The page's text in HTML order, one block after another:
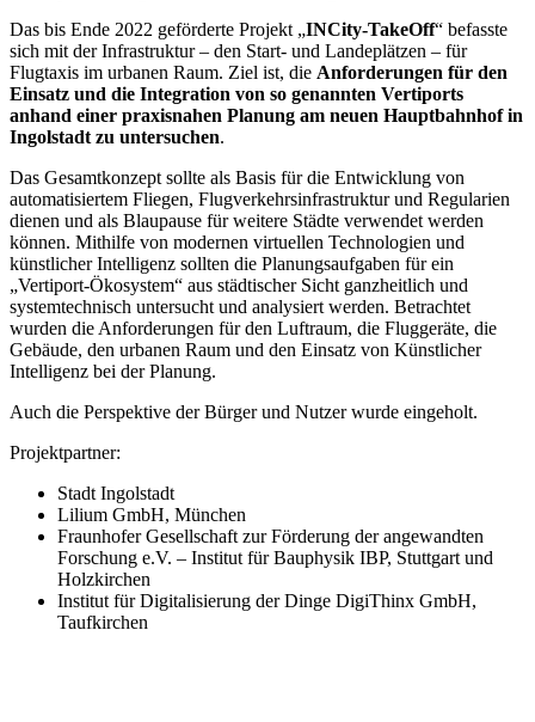
Das bis Ende 2022 geförderte Projekt „INCity-TakeOff“ befasste
sich mit der Infrastruktur – den Start- und Landeplätzen – für
Flugtaxis im urbanen Raum. Ziel ist, die Anforderungen für den
Einsatz und die Integration von so genannten Vertiports
anhand einer praxisnahen Planung am neuen Hauptbahnhof in
Ingolstadt zu untersuchen.
Das Gesamtkonzept sollte als Basis für die Entwicklung von
automatisiertem Fliegen, Flugverkehrsinfrastruktur und Regularien
dienen und als Blaupause für weitere Städte verwendet werden
können. Mithilfe von modernen virtuellen Technologien und
künstlicher Intelligenz sollten die Planungsaufgaben für ein
„Vertiport-Ökosystem“ aus städtischer Sicht ganzheitlich und
systemtechnisch untersucht und analysiert werden. Betrachtet
wurden die Anforderungen für den Luftraum, die Fluggeräte, die
Gebäude, den urbanen Raum und den Einsatz von Künstlicher
Intelligenz bei der Planung.
Auch die Perspektive der Bürger und Nutzer wurde eingeholt.
Projektpartner:
Stadt Ingolstadt
Lilium GmbH, München
Fraunhofer Gesellschaft zur Förderung der angewandten
Forschung e.V. – Institut für Bauphysik IBP, Stuttgart und
Holzkirchen
Institut für Digitalisierung der Dinge DigiThinx GmbH,
Taufkirchen